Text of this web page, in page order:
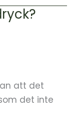
att det
det inte